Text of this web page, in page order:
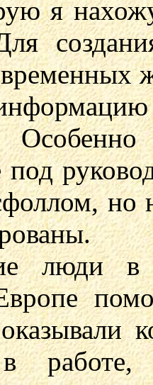
я
но
люди
в